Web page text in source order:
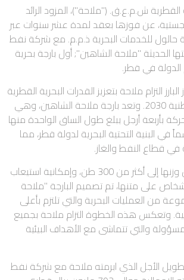
ش.م.ع.ق. ("ملاحة")، المزود الرائد
عن فوزها بعقد لمدة عشر سنوات عبر
حالول للخدمات البحرية ذ.م.م. مع شركة نفط
الحديثة "ملاحة الشاهين"; أول بارجة بحرية
في قطر.
التزام ملاحة بتعزيز القدرات البحرية القطرية
ودعم رؤية قطر الوطنية 2030. وتعد بارجة ملاحة الشاهين، وهي
بأربعة أرجل يبلغ طول الساق الواحدة منها
في البنية التحتية البحرية لدولة قطر، مما
في قطاع النفط والغاز.
ومزودة برافعة يصل وزنها إلى أكثر من 300 طن، وإمكانية استيعاب
يقارب عدد 304 أشخاص على متنها، تم تصميم البارجة "ملاحة
من العمليات البحرية والتي تلتزم بأعلى
وتعكس هذه الخطوة التزام ملاحة بجميع
والتي تتماشى مع الأهداف البيئية
الأجل الذي ابرمته ملاحة مع شركة نفط